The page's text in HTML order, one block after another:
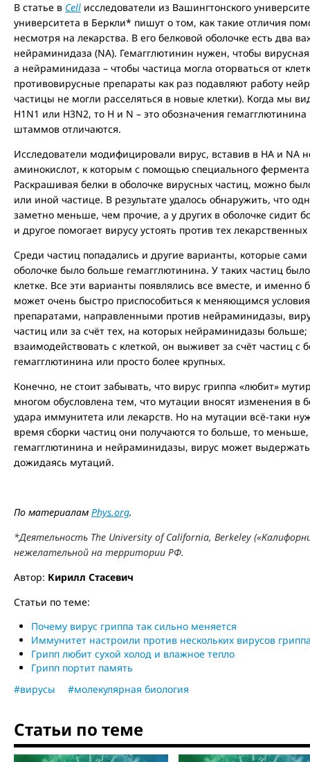
В статье в Cell исследователи из Вашингтонского
университета в Беркли* пишут о том, как такие отличия
несмотря на лекарства. В его белковой оболочке есть два
нейраминидаза (NA). Гемагглютинин нужен, чтобы
а нейраминидаза – чтобы частица могла оторваться от
противовирусные препараты как раз подавляют работу
частицы не могли расселяться в новые клетки). Когда мы
H1N1 или H3N2, то H и N – это обозначения
штаммов отличаются.
Исследователи модифицировали вирус, вставив в HA и NA
аминокислот, к которым с помощью специального
Раскрашивая белки в оболочке вирусных частиц, можно
или иной частице. В результате удалось обнаружить, что
заметно меньше, чем прочие, а у других в оболочке сидит
и другое помогает вирусу устоять против тех
Среди частиц попадались и другие варианты, которые
оболочке было больше гемагглютинина. У таких частиц
клетке. Все эти варианты появлялись все вместе, и именно
может очень быстро приспособиться к меняющимся
препаратами, направленными против нейраминидазы,
частиц или за счёт тех, на которых нейраминидазы
взаимодействовать с клеткой, он выживет за счёт частиц
гемагглютинина или просто более крупных.
Конечно, не стоит забывать, что вирус гриппа «любит»
многом обусловлена тем, что мутации вносят изменения в
удара иммунитета или лекарств. Но на мутации всё-таки
время сборки частиц они получаются то больше, то
гемагглютинина и нейраминидазы, вирус может
дожидаясь мутаций.
По материалам Phys.org.
*Деятельность The University ofCalifornia, Berkeley («
нежелательной на территории РФ.
Автор: Кирилл Стасевич
Статьи по теме:
Почему вирус гриппа так сильно меняется
Иммунитет настроили против нескольких вирусов
Грипп любит сухой холод и влажное тепло
Грипп портит память
#вирусы
#молекулярная биология
Статьи по теме